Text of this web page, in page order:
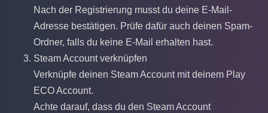
Nach der Registrierung musst du deine E-Mail-
Adresse bestätigen. Prüfe dafür auch deinen Spam-
Ordner, falls du keine E-Mail erhalten hast.
Steam Account verknüpfen
Verknüpfe deinen Steam Account mit deinem Play
ECO Account.
Achte darauf, dass du den Steam Account